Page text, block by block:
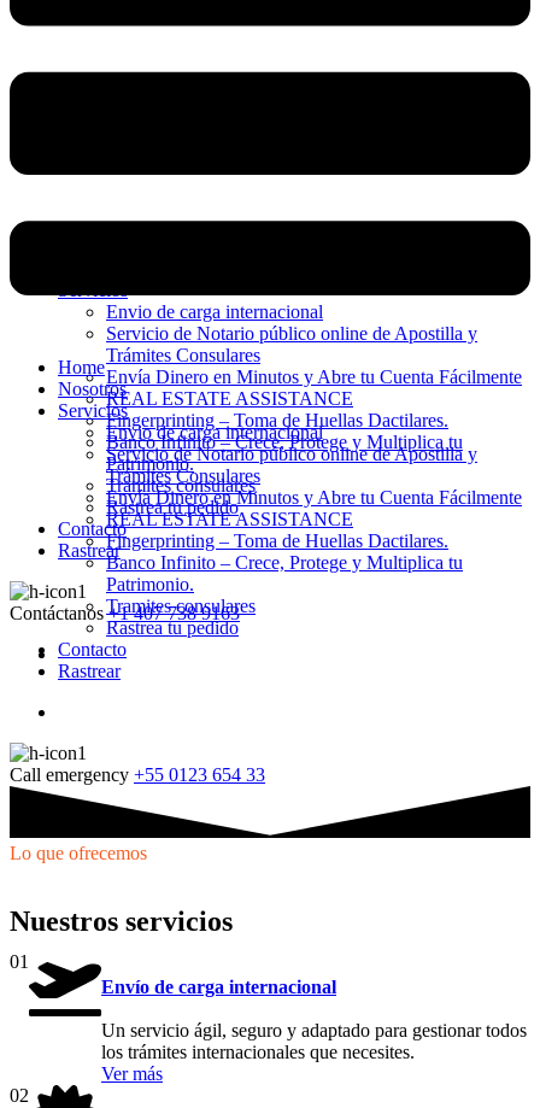
Envio de carga internacional
Servicio de Notario público online de Apostilla y
Trámites Consulares
Envía Dinero en Minutos y Abre tu Cuenta Fácilmente
REAL ESTATE ASSISTANCE
Fingerprinting – Toma de Huellas Dactilares.
Banco Infinito – Crece, Protege y Multiplica tu
Patrimonio.
Tramites consulares
Rastrea tu pedido
Contacto
Rastrear
Contáctanos +1 407 738 9163
Home
Nosotros
Servicios
Envio de carga internacional
Servicio de Notario público online de Apostilla y
Trámites Consulares
Envía Dinero en Minutos y Abre tu Cuenta Fácilmente
REAL ESTATE ASSISTANCE
Fingerprinting – Toma de Huellas Dactilares.
Banco Infinito – Crece, Protege y Multiplica tu
Patrimonio.
Tramites consulares
Rastrea tu pedido
Contacto
Rastrear
Call emergency +55 0123 654 33
Lo que ofrecemos
Nuestros servicios
01
Envío de carga internacional
Un servicio ágil, seguro y adaptado para gestionar todos
los trámites internacionales que necesites.
Ver más
02